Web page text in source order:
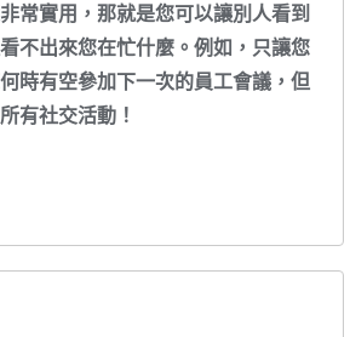
常實用，那就是您可以讓別人看到
不出來您在忙什麼。例如，只讓您
時有空參加下一次的員工會議，但
有社交活動！